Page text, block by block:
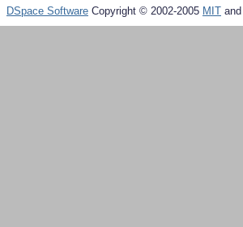
DSpace Software Copyright © 2002-2005 MIT